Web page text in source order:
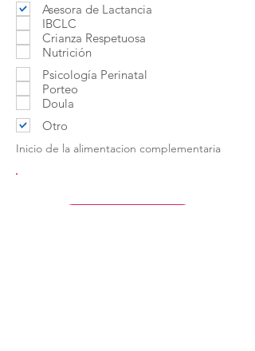
Asesora de Lactancia
IBCLC
Crianza Respetuosa
Nutrición
Psicología Perinatal
Porteo
Doula
Otro
Inicio de la alimentacion complementaria